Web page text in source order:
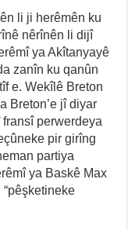
li ji herêmên ku
nêrînên li dijî
ya Akîtanyayê
zanîn ku qanûn
e. Wekîlê Breton
Breton’e jî diyar
fransî perwerdeya
pir girîng
partiya
ya Baskê Max